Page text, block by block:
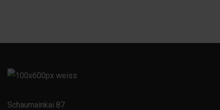
Schaumainkai 87